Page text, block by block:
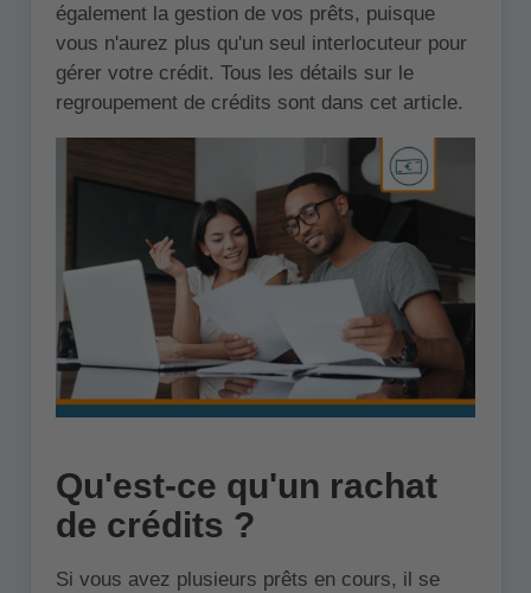
également la gestion de vos prêts, puisque
vous n'aurez plus qu'un seul interlocuteur pour
gérer votre crédit. Tous les détails sur le
regroupement de crédits sont dans cet article.
Qu'est-ce qu'un rachat
de crédits ?
Si vous avez plusieurs prêts en cours, il se